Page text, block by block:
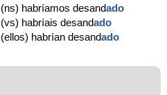
(ns) habríamos desandado
(vs) habríais desandado
(ellos) habrían desandado